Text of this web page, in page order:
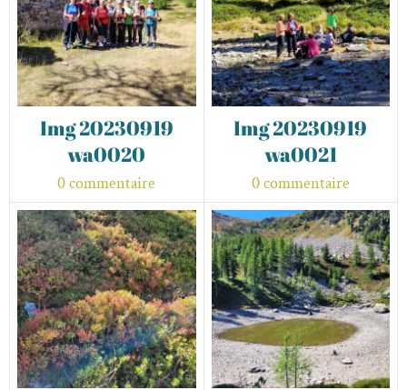
Img 20230919
wa0020
0 commentaire
Img 20230919
wa0021
0 commentaire